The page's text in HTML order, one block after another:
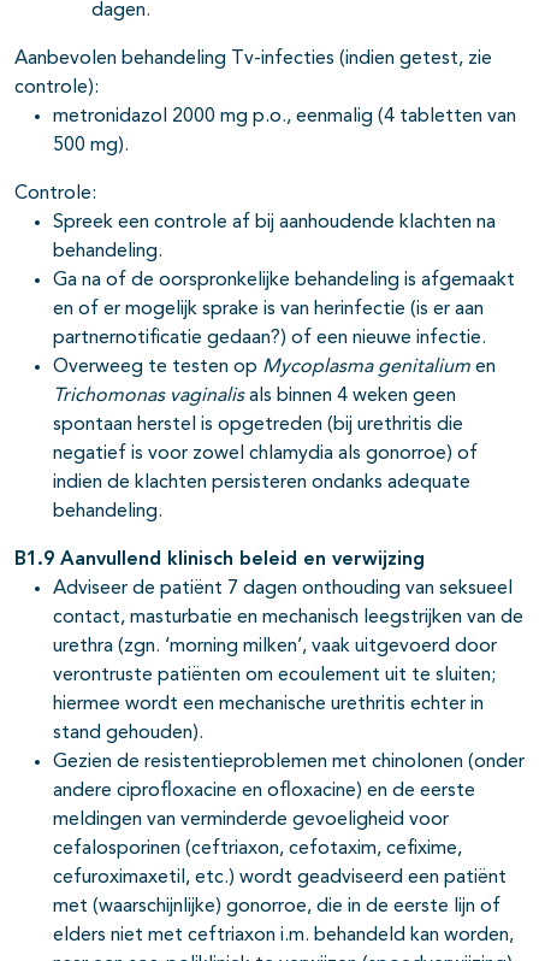
dagen.
Aanbevolen behandeling Tv-infecties (indien getest, zie
controle):
metronidazol 2000 mg p.o., eenmalig (4 tabletten van
500 mg).
Controle:
Spreek een controle af bij aanhoudende klachten na
behandeling.
Ga na of de oorspronkelijke behandeling is afgemaakt
en of er mogelijk sprake is van herinfectie (is er aan
partnernotificatie gedaan?) of een nieuwe infectie.
Overweeg te testen op Mycoplasma genitalium en
Trichomonas vaginalisals binnen 4 weken geen
spontaan herstel is opgetreden (bij urethritis die
negatief is voor zowel chlamydia als gonorroe) of
indien de klachten persisteren ondanks adequate
behandeling.
B1.9 Aanvullend klinisch beleid en verwijzing
Adviseer de patiënt 7 dagen onthouding van seksueel
contact, masturbatie en mechanisch leegstrijken van de
urethra (zgn. ‘morning milken’, vaak uitgevoerd door
verontruste patiënten om ecoulement uit te sluiten;
hiermee wordt een mechanische urethritis echter in
stand gehouden).
Gezien de resistentieproblemen met chinolonen (onder
andere ciprofloxacine en ofloxacine) en de eerste
meldingen van verminderde gevoeligheid voor
cefalosporinen (ceftriaxon, cefotaxim, cefixime,
cefuroximaxetil, etc.) wordt geadviseerd een patiënt
met (waarschijnlijke) gonorroe, die in de eerste lijn of
elders niet met ceftriaxon i.m. behandeld kan worden,